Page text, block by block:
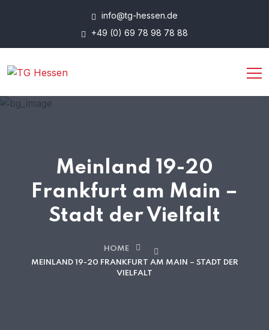
info@tg-hessen.de
+49 (0) 69 78 98 78 88
Meinland 19-20
Frankfurt am Main –
Stadt der Vielfalt
HOME
MEINLAND 19-20 FRANKFURT AM MAIN – STADT DER
VIELFALT